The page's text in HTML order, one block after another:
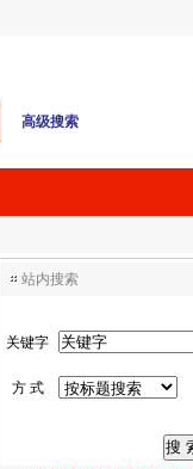
高级搜索
站内搜索
关键字
方 式